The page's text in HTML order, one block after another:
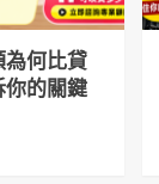
為何比貸
你的關鍵